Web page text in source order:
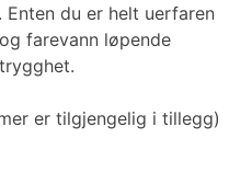
du er helt uerfaren
farevann løpende
er tilgjengelig i tillegg)